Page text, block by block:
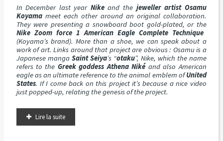
In December last year Nikeand the jeweller artist Osamu
Koyamameet each other around an original collaboration.
They were presenting a snowboard boot gold-plated, or the
Nike Zoom force 1 American Eagle Complete Technique
(Koyama’s brand). More than a shoe, we can speak about a
work of art. Links around that project are obvious : Osamu is a
Japanese manga Saint Seiya’s “otaku”, Nike, which the name
refers to the Greek goddess Athena Nikéand also American
eagle as an ultimate reference to the animal emblem ofUnited
States. If I come back on this project it’s because a nice video
just popped-up, relating the genesis of the project.
Lire la suite